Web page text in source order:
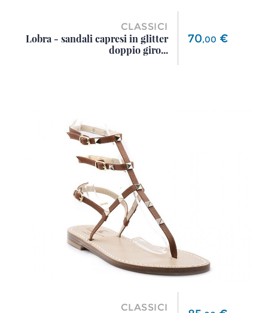
CLASSICI
Lobra - sandali capresi in glitter
doppio giro...
Prezzo
70,00 €
CLASSICI